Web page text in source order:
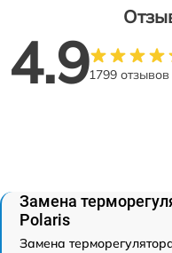
4.91799 отзывов
Замена
Polaris
Замена